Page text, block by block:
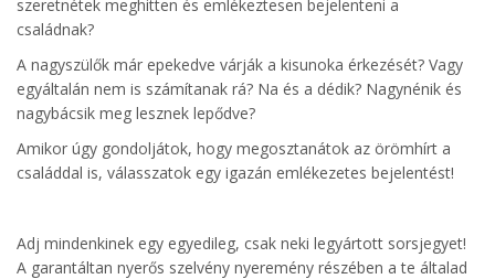
szeretnétek meghitten és emlékeztesen bejelenteni a
családnak?
A nagyszülők már epekedve várják a kisunoka érkezését? Vagy
egyáltalán nem is számítanak rá? Na és a dédik? Nagynénik és
nagybácsik meg lesznek lepődve?
Amikor úgy gondoljátok, hogy megosztanátok az örömhírt a
családdal is, válasszatok egy igazán emlékezetes bejelentést!
Adj mindenkinek egy egyedileg, csak neki legyártott sorsjegyet!
A garantáltan nyerős szelvény nyeremény részében a te általad